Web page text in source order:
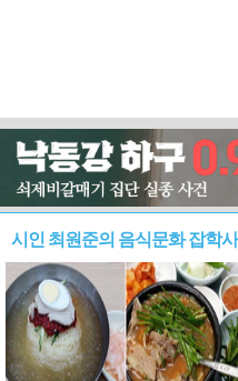
시인 최원준의 음식문화 잡학